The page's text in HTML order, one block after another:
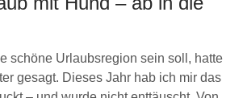
schöne Urlaubsregion sein soll, hatte
gesagt. Dieses Jahr hab ich mir das